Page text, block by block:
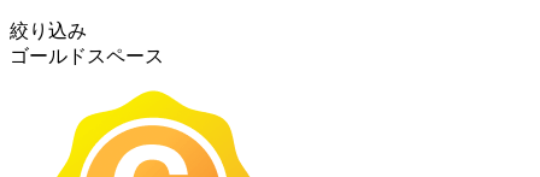
絞り込み
ゴールドスペース